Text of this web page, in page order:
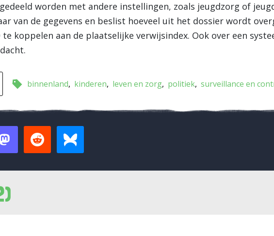
worden met andere instellingen, zoals jeugdzorg of
van de gegevens en beslist hoeveel uit het dossier wordt
te koppelen aan de plaatselijke verwijsindex. Ook over een
binnenland kinderen leven en zorg politiek surveillance en